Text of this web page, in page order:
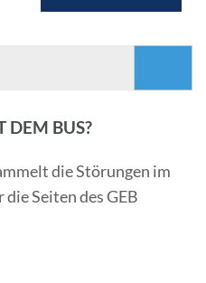
DEM BUS?
die Störungen im
Seiten des GEB